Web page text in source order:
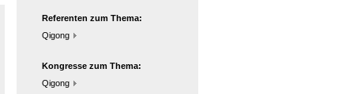
Referenten zum Thema:
Qigong
Kongresse zum Thema:
Qigong